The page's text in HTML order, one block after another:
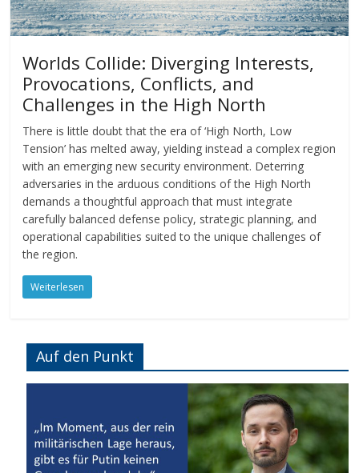
Worlds Collide: Diverging Interests,
Provocations, Conflicts, and
Challenges in the High North
There is little doubt that the era of ‘High North, Low
Tension’ has melted away, yielding instead a complex region
with an emerging new security environment. Deterring
adversaries in the arduous conditions of the High North
demands a thoughtful approach that must integrate
carefully balanced defense policy, strategic planning, and
operational capabilities suited to the unique challenges of
the region.
Weiterlesen
Auf den Punkt